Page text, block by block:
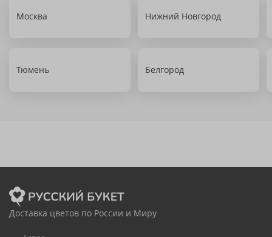
Москва Нижний Новгород
Тюмень Белгород
Доставка цветов по России и Миру